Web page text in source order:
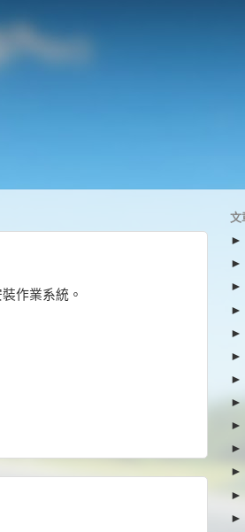
作業系統。
文
►
►
►
►
►
►
►
►
►
►
►
►
►